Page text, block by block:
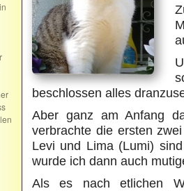
beschlossen alles
Aber ganz am Anfang
verbrachte die ersten
Levi und Lima (Lumi)
wurde ich dann auch
Als es nach etlichen